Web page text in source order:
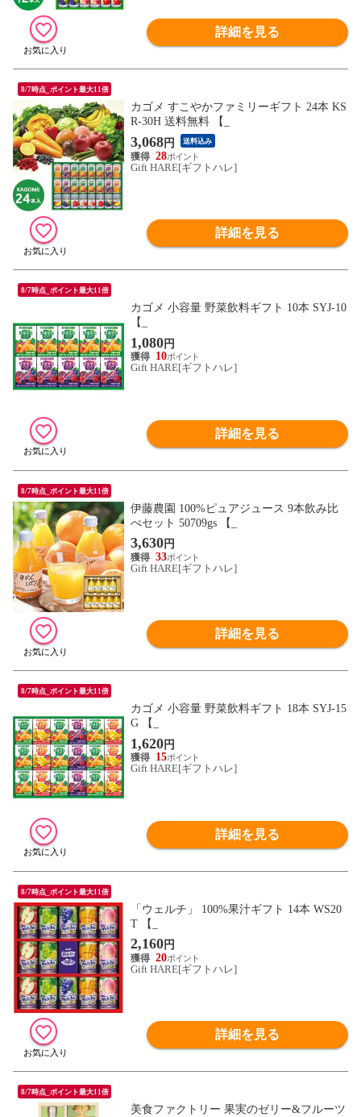
詳細を見る
8/7時点_ポイント最大11倍
カゴメ すこやかファミリーギフト 24本 KS
R-30H 送料無料 【_
3,068円 送料込み
28
Gift HARE[ギフトハレ]
詳細を見る
8/7時点_ポイント最大11倍
カゴメ 小容量 野菜飲料ギフト 10本 SYJ-10
【_
1,080円
10
Gift HARE[ギフトハレ]
詳細を見る
8/7時点_ポイント最大11倍
伊藤農園 100%ピュアジュース 9本飲み比
べセット 50709gs 【_
3,630円
33
Gift HARE[ギフトハレ]
詳細を見る
8/7時点_ポイント最大11倍
カゴメ 小容量 野菜飲料ギフト 18本 SYJ-15
G 【_
1,620円
15
Gift HARE[ギフトハレ]
詳細を見る
8/7時点_ポイント最大11倍
「ウェルチ」 100%果汁ギフト 14本 WS20
T 【_
2,160円
20
Gift HARE[ギフトハレ]
詳細を見る
8/7時点_ポイント最大11倍
美食ファクトリー 果実のゼリー&フルーツ